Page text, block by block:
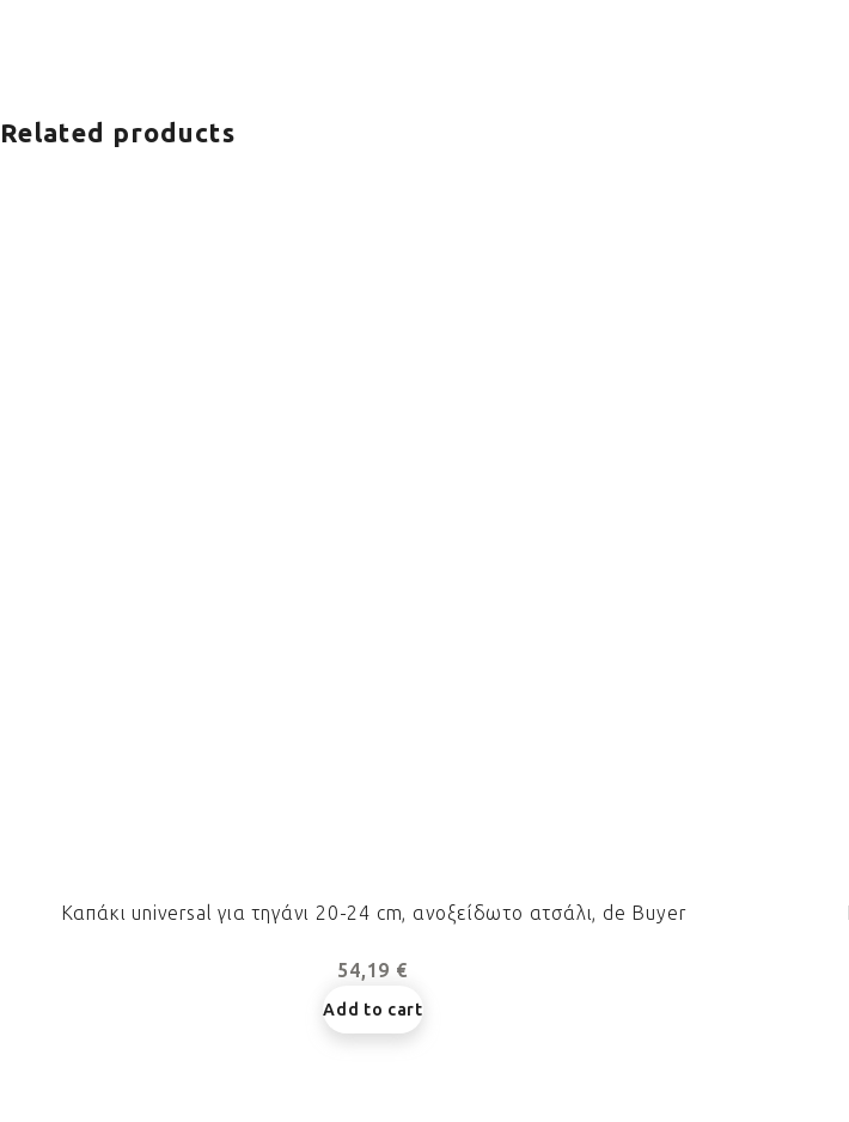
Related products
Καπάκι universal για τηγάνι 20-24 cm, ανοξείδωτο ατσάλι, de Buyer
54,19 €
Add to cart